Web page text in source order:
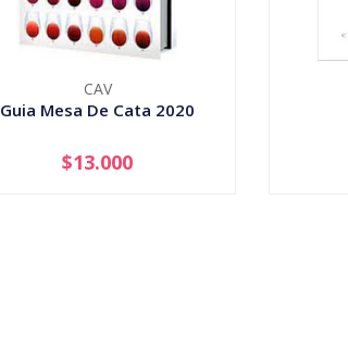
CAV
Guia Mesa De Cata 2020
+
$13.000